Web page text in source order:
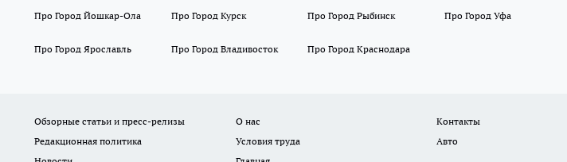
Про Город Йошкар-Ола Про Город Курск Про Город Рыбинск Про Город Уфа
Про Город Ярославль Про Город Владивосток Про Город Краснодара
Обзорные статьи и пресс-релизы О нас
Контакты
Редакционная политика
Условия труда
Авто